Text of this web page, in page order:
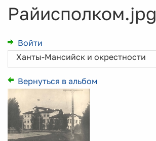
Райисполком.jpg
Войти
Ханты-Мансийск и окрестности
Вернуться в альбом